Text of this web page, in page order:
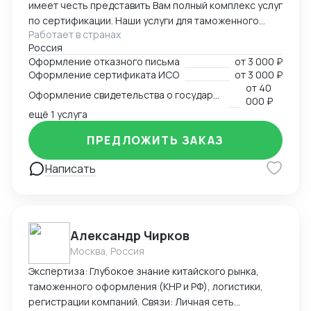
прозрачности, передачи опыта и выхода на прибыль.
имеет честь представить Вам полный комплекс услуг
по сертификации. Наши услуги для таможенного
оформления, производства и реализации
продукции: - сертификат/декларация соответствия
Техническому регламенту Таможенного Союза (ТР
ТС) - сертификат/декларация соответствия ГОСТ Р -
сертификат/декларация /отказное письмо по
пожарной безопасности (ТР ПБ) - свидетельство о
государственной регистрации (СГР) - экспертное
заключение - отказное письмо для таможни/
торговли - заключение о перемещении продукции,
содержащей озоноразрущающие вещества
разработка и регистрация ТУ - добровольные
сертификаты - добровольные сертификаты по
пожарной безопасности - ИСО - РПО - Сертификаты
на услуги - Оценка деловой репутации и многие
другие разрешительные документы.
Работает в странах
Россия
Оформление отказного письма
от 3 000 ₽
Оформление сертификата ИСО
от 3 000 ₽
от 40
000 ₽
ещё 1 услуга
Написать
ПРЕДЛОЖИТЬ ЗАКАЗ
Александр Чирков
Москва, Россия
Экспертиза: Глубокое знание китайского рынка,
таможенного оформления (КНР и РФ), логистики,
регистрации компаний. Связи: Личная сеть